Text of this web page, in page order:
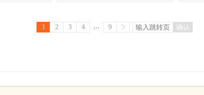
1 2 3 4 ... 9 确认